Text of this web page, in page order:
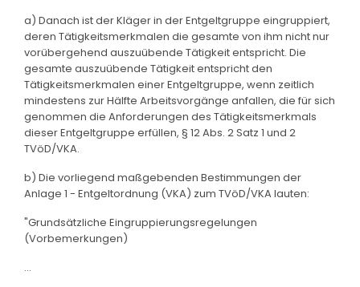
a) Danach ist der Kläger in der Entgeltgruppe eingruppiert,
deren Tätigkeitsmerkmalen die gesamte von ihm nicht nur
vorübergehend auszuübende Tätigkeit entspricht. Die
gesamte auszuübende Tätigkeit entspricht den
Tätigkeitsmerkmalen einer Entgeltgruppe, wenn zeitlich
mindestens zur Hälfte Arbeitsvorgänge anfallen, die für sich
genommen die Anforderungen des Tätigkeitsmerkmals
dieser Entgeltgruppe erfüllen, § 12 Abs. 2 Satz 1 und 2
TVöD/VKA.
b) Die vorliegend maßgebenden Bestimmungen der
Anlage 1 - Entgeltordnung (VKA) zum TVöD/VKA lauten:
"Grundsätzliche Eingruppierungsregelungen
(Vorbemerkungen)
...